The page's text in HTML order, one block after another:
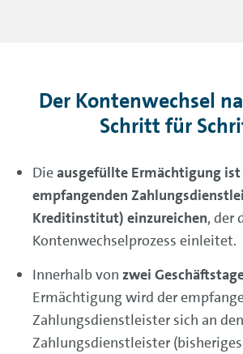
Der Kontenwechsel
Schritt für
Dieausgefüllte Ermächtigung
empfangenden
Kreditinstitut) einzureichen, der
Kontenwechselprozess einleitet.
Innerhalb von zwei
Ermächtigung wird der
Zahlungsdienstleister sich an
Zahlungsdienstleister